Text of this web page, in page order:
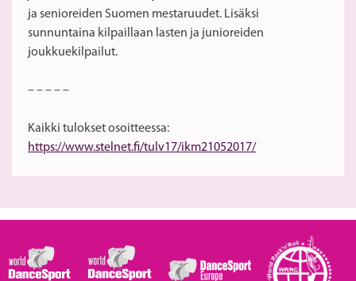
ja senioreiden Suomen mestaruudet. Lisäksi
sunnuntaina kilpaillaan lasten ja junioreiden
joukkuekilpailut.
– – – – –
Kaikki tulokset osoitteessa:
https://www.stelnet.fi/tulv17/ikm21052017/